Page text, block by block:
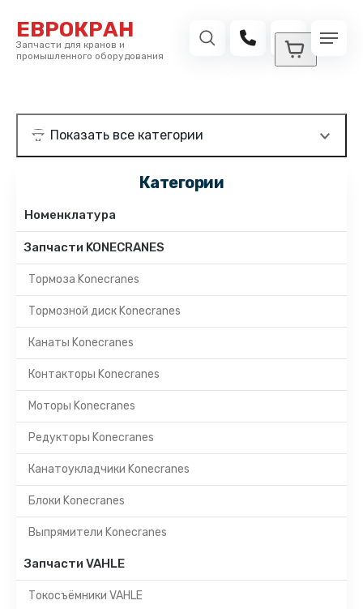
ЕВРОКРАН
Запчасти для кранов и
промышленного оборудования
Категории
Номенклатура
Запчасти KONECRANES
Тормоза Konecranes
Тормозной диск Konecranes
Канаты Konecranes
Контакторы Konecranes
Моторы Konecranes
Редукторы Konecranes
Канатоукладчики Konecranes
Блоки Konecranes
Выпрямители Konecranes
Запчасти VAHLE
Токосъёмники VAHLE